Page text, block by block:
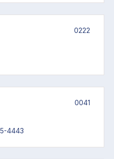
0222
4443
0041